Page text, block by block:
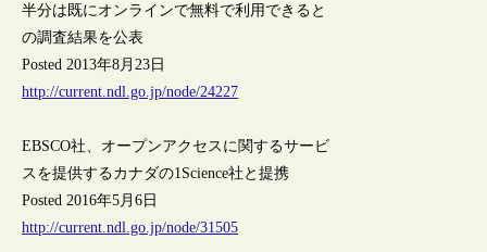
半分は既にオンラインで無料で利用できると
の調査結果を公表
Posted 2013年8月23日
http://current.ndl.go.jp/node/24227
EBSCO社、オープンアクセスに関するサービ
スを提供するカナダの1Science社と提携
Posted 2016年5月6日
http://current.ndl.go.jp/node/31505